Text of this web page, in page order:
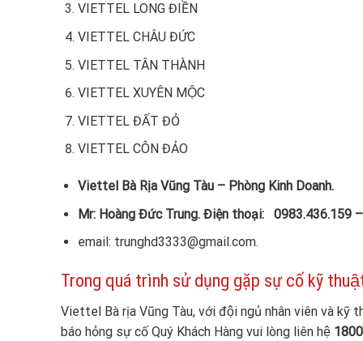
VIETTEL LONG ĐIỀN
VIETTEL CHÂU ĐỨC
VIETTEL TÂN THÀNH
VIETTEL XUYÊN MỘC
VIETTEL ĐẤT ĐỎ
VIETTEL CÔN ĐẢO
Viettel Bà Rịa Vũng Tàu – Phòng Kinh Doanh.
Mr: Hoàng Đức Trung. Điện thoại: 0983.436.159
email: trunghd3333@gmail.com.
Trong quá trình sử dụng gặp sự cố kỹ
Viettel Bà rịa Vũng Tàu, với đội ngủ nhân viên và kỹ
báo hỏng sự cố Quý Khách Hàng vui lòng liên hệ